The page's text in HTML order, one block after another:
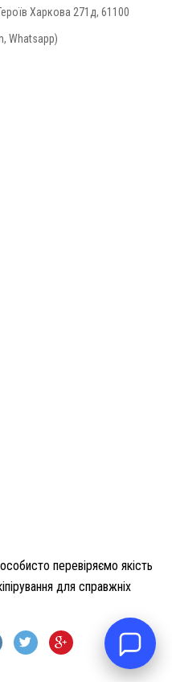
Харкова 271д, 61100
Whatsapp)
перевіряємо якість
для справжніх